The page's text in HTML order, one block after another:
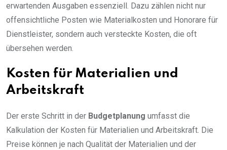
erwartenden Ausgaben essenziell. Dazu zählen nicht nur
offensichtliche Posten wie Materialkosten und Honorare für
Dienstleister, sondern auch versteckte Kosten, die oft
übersehen werden.
Kosten für Materialien und
Arbeitskraft
Der erste Schritt in der Budgetplanung umfasst die
Kalkulation der Kosten für Materialien und Arbeitskraft. Die
Preise können je nach Qualität der Materialien und der